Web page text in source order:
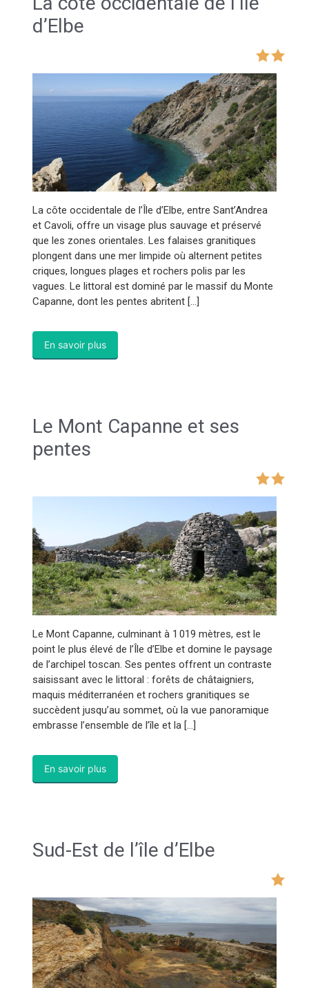
d’Elbe
La côte occidentale de l’Île d’Elbe, entre Sant’Andrea
et Cavoli, offre un visage plus sauvage et préservé
que les zones orientales. Les falaises granitiques
plongent dans une mer limpide où alternent petites
criques, longues plages et rochers polis par les
vagues. Le littoral est dominé par le massif du Monte
Capanne, dont les pentes abritent […]
En savoir plus
Le Mont Capanne et ses
pentes
Le Mont Capanne, culminant à 1 019 mètres, est le
point le plus élevé de l’Île d’Elbe et domine le paysage
de l’archipel toscan. Ses pentes offrent un contraste
saisissant avec le littoral : forêts de châtaigniers,
maquis méditerranéen et rochers granitiques se
succèdent jusqu’au sommet, où la vue panoramique
embrasse l’ensemble de l’île et la […]
En savoir plus
Sud-Est de l’île d’Elbe